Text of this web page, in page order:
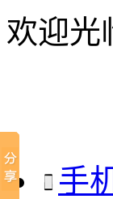
欢迎光
手